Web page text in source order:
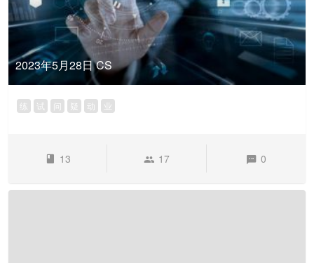
2023年5月28日 CS
练 试 问 疑 动 业
13 17 0